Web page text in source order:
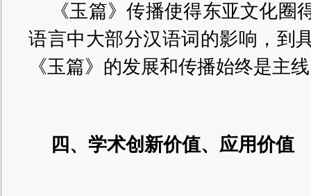
《玉篇》传播使得东亚文化圈
语言中大部分汉语词的影响，到
《玉篇》的发展和传播始终是主
四、学术创新价值、应用价值